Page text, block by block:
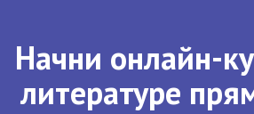
Начни онлайн-
литературе